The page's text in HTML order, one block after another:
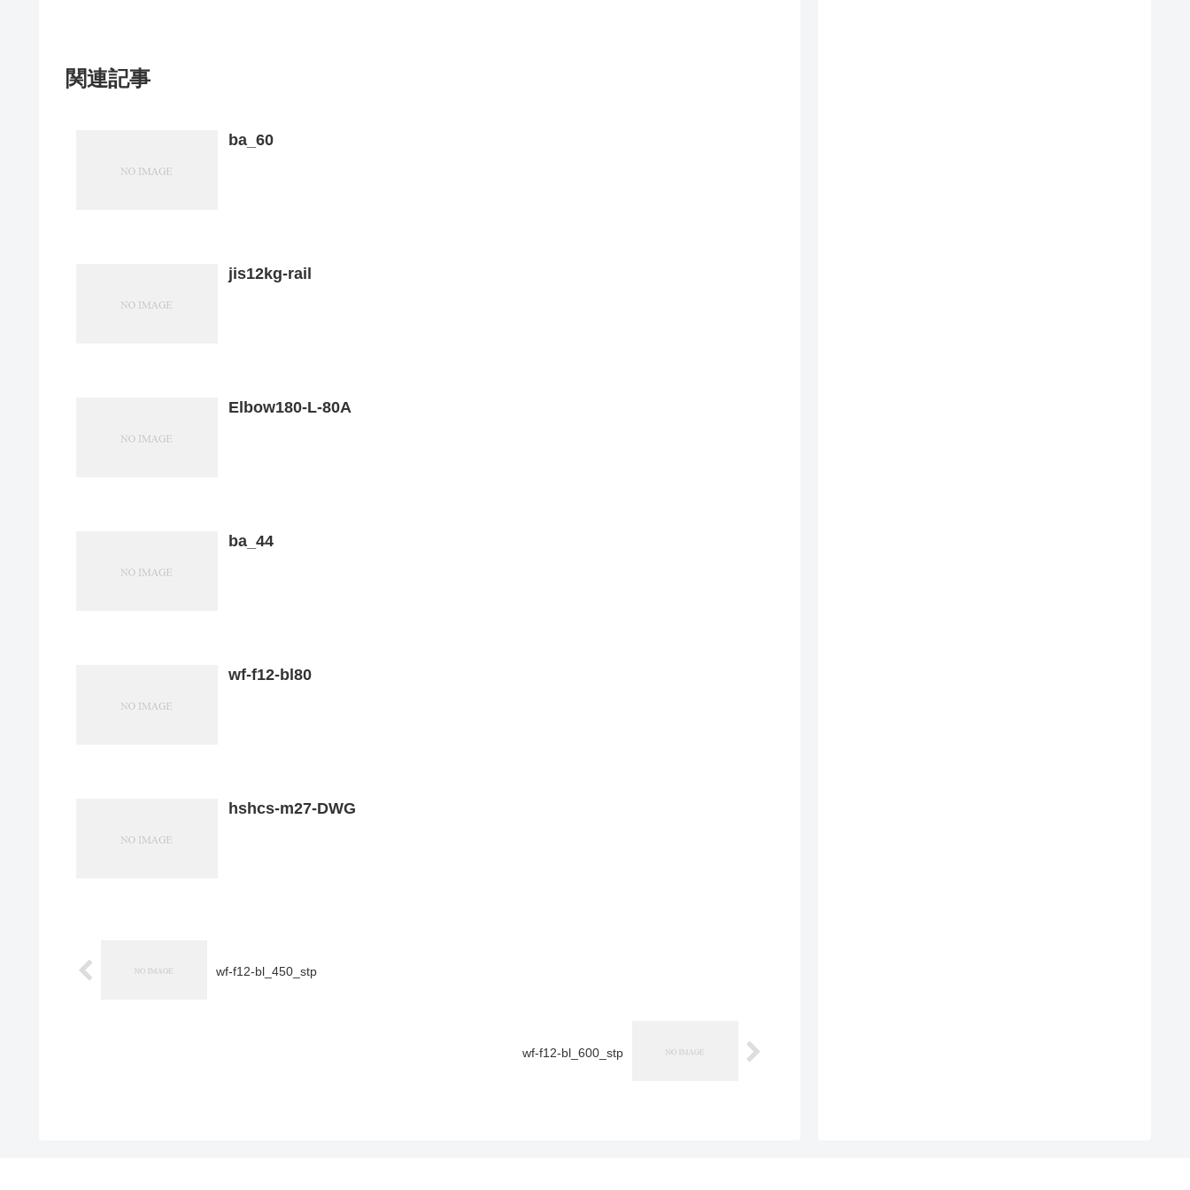
関連記事
ba_60
jis12kg-rail
Elbow180-L-80A
ba_44
wf-f12-bl80
hshcs-m27-DWG
wf-f12-bl_450_stp
wf-f12-bl_600_stp